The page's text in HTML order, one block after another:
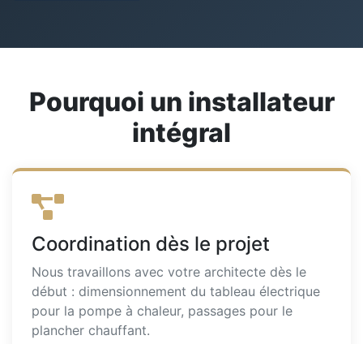
Pourquoi un installateur
intégral
Coordination dès le projet
Nous travaillons avec votre architecte dès le
début : dimensionnement du tableau électrique
pour la pompe à chaleur, passages pour le
plancher chauffant.